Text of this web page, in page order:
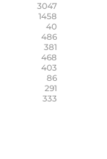
3047
1458
40
486
381
468
403
86
291
333